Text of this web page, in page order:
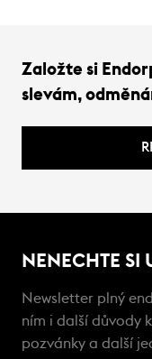
Založte si
slevám,
NENECHTE SI
Newsletter plný
ním i další důvody
pozvánky a další